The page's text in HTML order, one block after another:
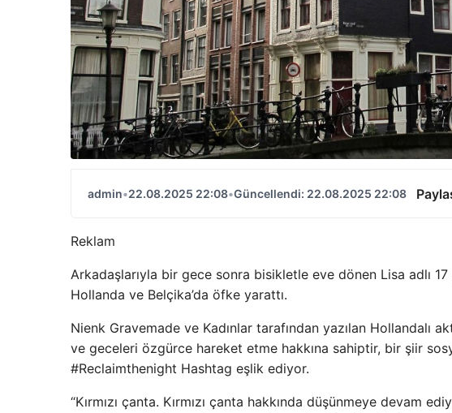
admin•22.08.2025 22:08•Güncellendi: 22.08.2025 22:08
Reklam
Arkadaşlarıyla bir gece sonra bisikletle eve dönen Lisa adlı 17
Hollanda ve Belçika’da öfke yarattı.
Nienk Gravemade ve Kadınlar tarafından yazılan Hollandalı
ve geceleri özgürce hareket etme hakkına sahiptir, bir şiir
#Reclaimthenight Hashtag eşlik ediyor.
“Kırmızı çanta. Kırmızı çanta hakkında düşünmeye devam